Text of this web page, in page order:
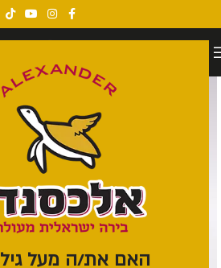
האם את/ה מעל גיל 18?